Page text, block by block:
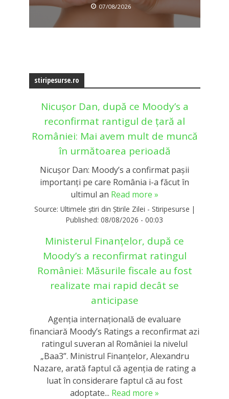
07/08/2026
stiripesurse.ro
Nicușor Dan, după ce Moody’s a
reconfirmat rantigul de țară al
României: Mai avem mult de muncă
în următoarea perioadă
Nicușor Dan: Moody’s a confirmat pașii
importanți pe care România i-a făcut în
ultimul an Read more »
Source: Ultimele știri din Știrile Zilei - Stiripesurse |
Published: 08/08/2026 - 00:03
Ministerul Finanțelor, după ce
Moody’s a reconfirmat ratingul
României: Măsurile fiscale au fost
realizate mai rapid decât se
anticipase
Agenția internațională de evaluare
financiară Moody’s Ratings a reconfirmat azi
ratingul suveran al României la nivelul
„Baa3”. Ministrul Finanțelor, Alexandru
Nazare, arată faptul că agenția de rating a
luat în considerare faptul că au fost
adoptate... Read more »